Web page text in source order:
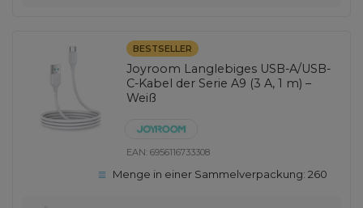
BESTSELLER
Joyroom Langlebiges USB-A/USB-
C-Kabel der Serie A9 (3 A, 1 m) –
Weiß
EAN:6956116733308
Menge in einer Sammelverpackung:260